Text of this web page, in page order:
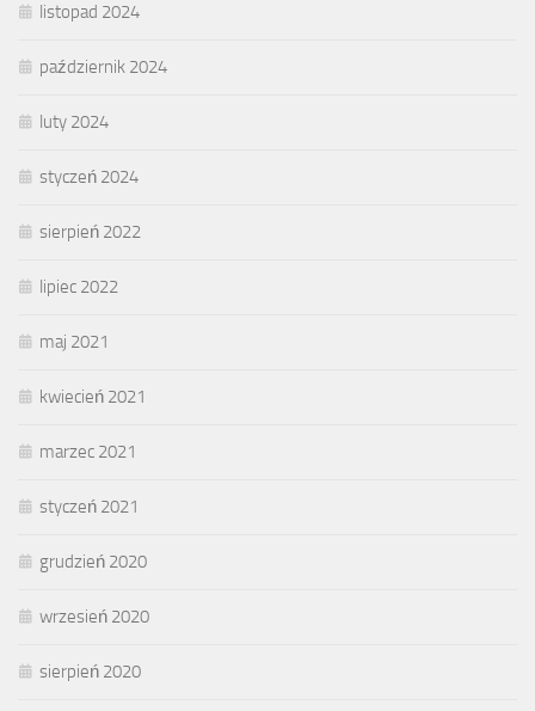
listopad 2024
październik 2024
luty 2024
styczeń 2024
sierpień 2022
lipiec 2022
maj 2021
kwiecień 2021
marzec 2021
styczeń 2021
grudzień 2020
wrzesień 2020
sierpień 2020